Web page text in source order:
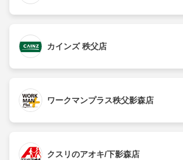
カインズ 秩父店
ワークマンプラス秩父影森店
クスリのアオキ/下影森店